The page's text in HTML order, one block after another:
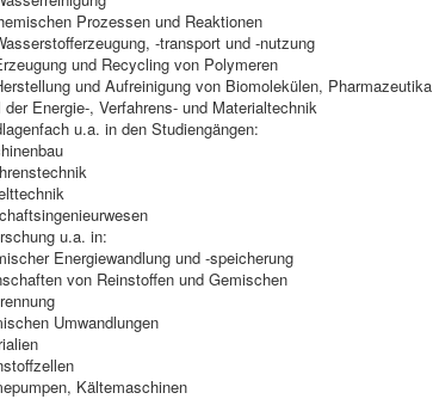
Prozessen und Reaktionen
-transport und -nutzung
und Recycling von Polymeren
und Aufreinigung von Biomolekülen, Pharmazeutika
der Energie-, Verfahrens- und Materialtechnik
u.a. in den Studiengängen:
u.a. in:
Energiewandlung und -speicherung
von Reinstoffen und Gemischen
Umwandlungen
Kältemaschinen